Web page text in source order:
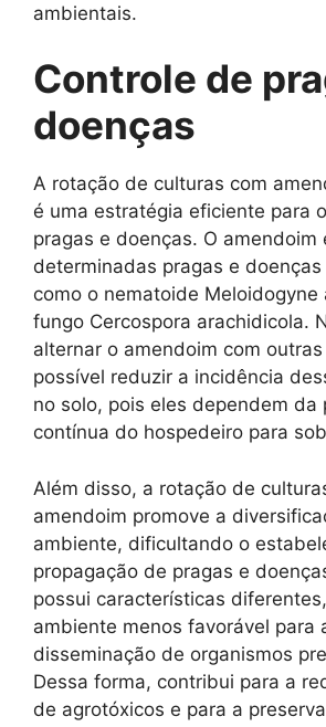
ambientais.
Controle de
doenças
A rotação de culturas com
é uma estratégia eficiente para
pragas e doenças. O amendoim
determinadas pragas e
como o nematoide Meloidogyne
fungo Cercospora arachidicola.
alternar o amendoim com
possível reduzir a incidência
no solo, pois eles dependem da
contínua do hospedeiro para
Além disso, a rotação de
amendoim promove a
ambiente, dificultando o
propagação de pragas e
possui características
ambiente menos favorável para
disseminação de organismos
Dessa forma, contribui para a
de agrotóxicos e para a